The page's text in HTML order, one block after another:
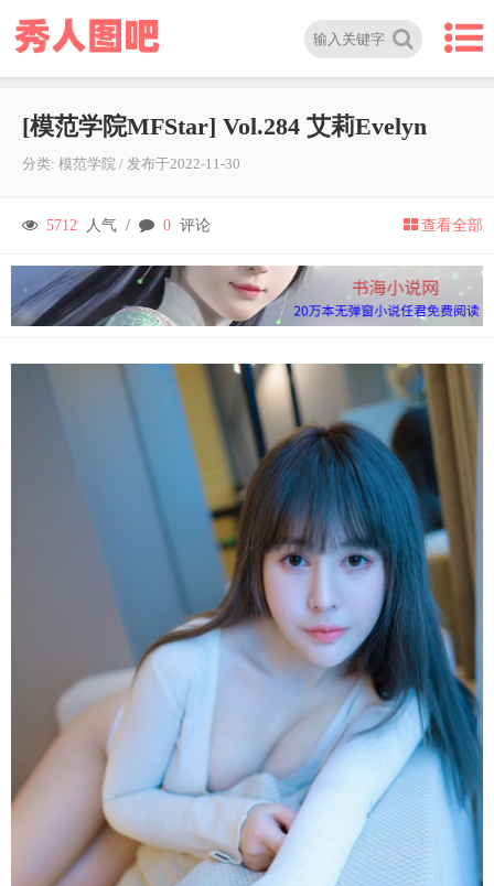
[模范学院MFStar] Vol.284 艾莉Evelyn
分类: 模范学院 / 发布于2022-11-30
5712 人气 / 0 评论 查看全部